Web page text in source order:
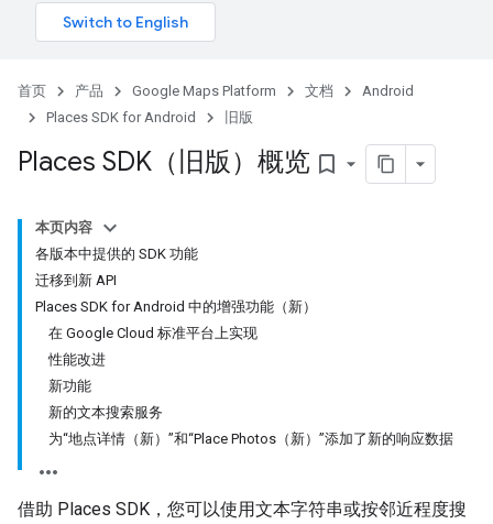
首页 产品 Google Maps Platform 文档
Android
Places SDK for Android
旧版
Places SDK（旧版）概览 bookmark_border
本页内容
各版本中提供的 SDK 功能
迁移到新 API
Places SDK for Android 中的增强功能（新）
在 Google Cloud 标准平台上实现
性能改进
新功能
新的文本搜索服务
为“地点详情（新）”和“Place Photos（新）”添加了新的响应数据
借助 Places SDK，您可以使用文本字符串或按邻近程度搜